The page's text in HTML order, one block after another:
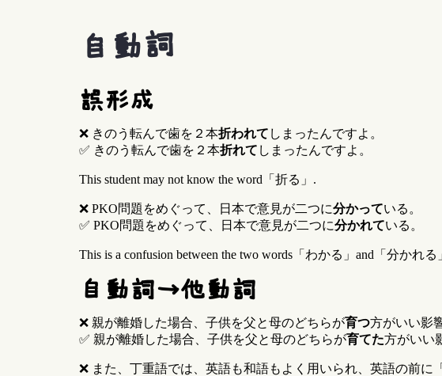
自動詞
誤形成
❌ きのう転んで歯を２本折われて しまったんですよ。
✅ きのう転んで歯を２本折れて しまったんですよ。
This student may not know the word「折る」.
❌ PKO問題をめぐって、日本で意見が二つに分かっている。
✅ PKO問題をめぐって、日本で意見が二つに分かれている。
This is a confusion between the two words「わかる」and「分かれる
自動詞→他動詞
❌ 親が離婚した場合、子供を父と母のどちらが育つ方がいい影
✅ 親が離婚した場合、子供を父と母のどちらが育てた方がいい
❌ また、丁重語では、英語も和語もよく用いられ、英語の前に